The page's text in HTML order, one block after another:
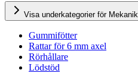
Visa underkategorier för Mekanik
Gummifötter
Rattar för 6 mm axel
Rörhållare
Lödstöd